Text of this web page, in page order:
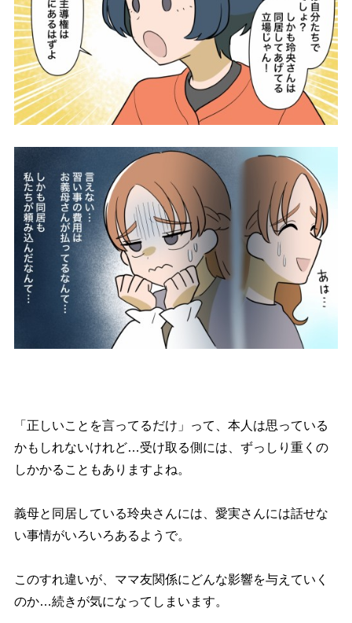
「正しいことを言ってるだけ」って、本人は思っている
かもしれないけれど…受け取る側には、ずっしり重くの
しかかることもありますよね。
義母と同居している玲央さんには、愛実さんには話せな
い事情がいろいろあるようで。
このすれ違いが、ママ友関係にどんな影響を与えていく
のか…続きが気になってしまいます。